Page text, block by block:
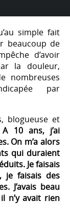
simple fait
beaucoup de
d’avoir
la douleur,
nombreuses
par
blogueuse et
10 ans, j’ai
On m’a alors
qui duraient
Je faisais
je faisais des
J’avais beau
n’y avait rien